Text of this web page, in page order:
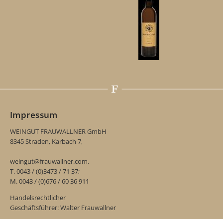
Impressum
WEINGUT FRAUWALLNER GmbH
8345 Straden, Karbach 7,
weingut@frauwallner.com,
T. 0043 / (0)3473 / 71 37;
M. 0043 / (0)676 / 60 36 911
Handelsrechtlicher
Geschäftsführer: Walter Frauwallner